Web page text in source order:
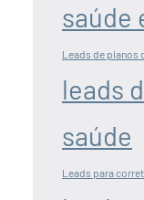
saúde
Leads de planos
leads
saúde
Leads para